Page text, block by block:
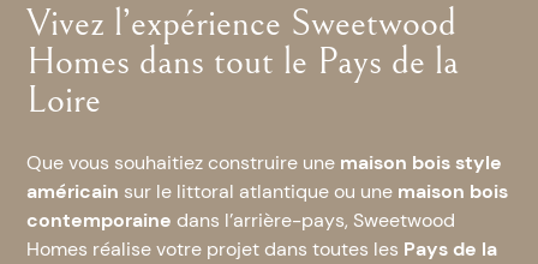
Vivez l’expérience Sweetwood
Homes dans tout le Pays de la
Loire
Que vous souhaitiez construire une maison bois style
américain sur le littoral atlantique ou une maison bois
contemporaine dans l’arrière-pays, Sweetwood
Homes réalise votre projet dans toutes les Pays de la